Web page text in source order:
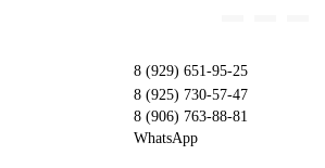
8 (929) 651-95-25
8 (925) 730-57-47
8 (906) 763-88-81
WhatsApp